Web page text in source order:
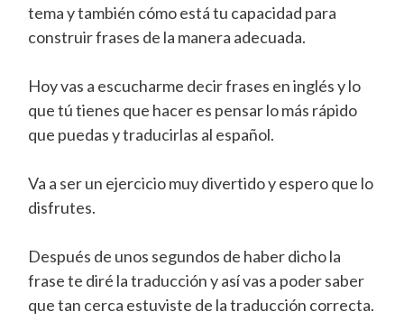
tema y también cómo está tu capacidad para
construir frases de la manera adecuada.
Hoy vas a escucharme decir frases en inglés y lo
que tú tienes que hacer es pensar lo más rápido
que puedas y traducirlas al español.
Va a ser un ejercicio muy divertido y espero que lo
disfrutes.
Después de unos segundos de haber dicho la
frase te diré la traducción y así vas a poder saber
que tan cerca estuviste de la traducción correcta.